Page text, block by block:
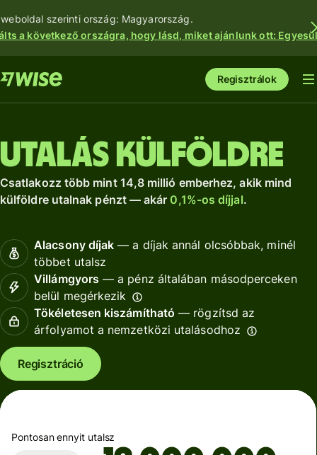
szerinti ország: Magyarország.
a következő országra, hogy lásd, miket ajánlunk ott:
Regisztrálok
Utalás külföldre
Csatlakozz több mint 14,8 millió emberhez, akik mind
külföldre utalnak pénzt — akár 0,1%-os díjjal.
Alacsony díjak — a díjak annál olcsóbbak, minél
többet utalsz
Villámgyors — a pénz általában másodperceken
belül megérkezik
Tökéletesen kiszámítható — rögzítsd az
árfolyamot a nemzetközi utalásodhoz
Regisztráció
Pontosan ennyit utalsz